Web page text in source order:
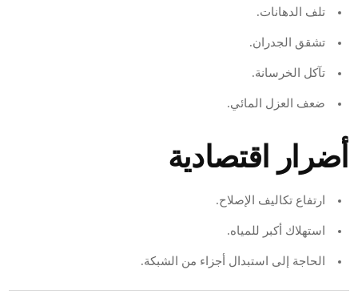
تلف الدهانات.
تشقق الجدران.
تآكل الخرسانة.
ضعف العزل المائي.
أضرار اقتصادية
ارتفاع تكاليف الإصلاح.
استهلاك أكبر للمياه.
الحاجة إلى استبدال أجزاء من الشبكة.